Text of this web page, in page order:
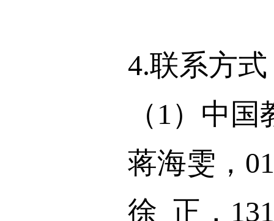
4.联系方式
（1）中国
蒋海雯，010-
徐 正，